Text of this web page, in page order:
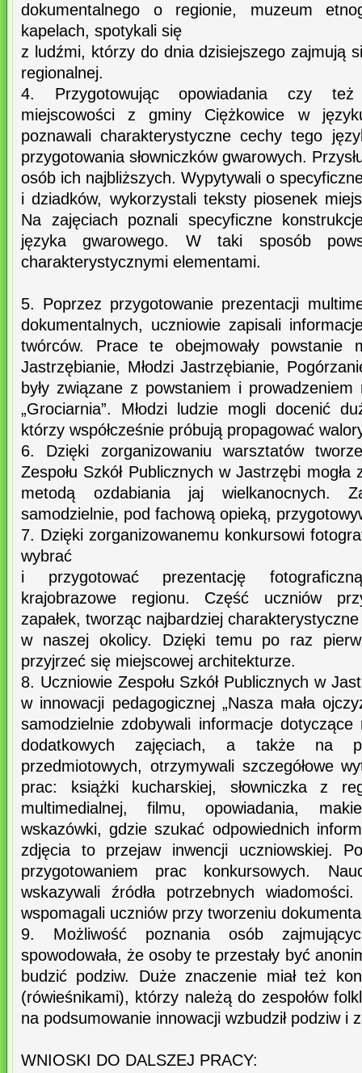
dokumentalnego o regionie, muzeum
kapelach, spotykali się
z ludźmi, którzy do dnia dzisiejszego zajmują
regionalnej.
4. Przygotowując opowiadania czy też
miejscowości z gminy Ciężkowice w
poznawali charakterystyczne cechy tego
przygotowania słowniczków gwarowych.
osób ich najbliższych. Wypytywali o
i dziadków, wykorzystali teksty piosenek
Na zajęciach poznali specyficzne
języka gwarowego. W taki sposób
charakterystycznymi elementami.
5. Poprzez przygotowanie prezentacji
dokumentalnych, uczniowie zapisali
twórców. Prace te obejmowały powstanie
Jastrzębianie, Młodzi Jastrzębianie,
były związane z powstaniem i
„Grociarnia”. Młodzi ludzie mogli docenić
którzy współcześnie próbują propagować
6. Dzięki zorganizowaniu warsztatów
Zespołu Szkół Publicznych w Jastrzębi
metodą ozdabiania jaj wielkanocnych.
samodzielnie, pod fachową opieką,
7. Dzięki zorganizowanemu konkursowi
wybrać
i przygotować prezentację
krajobrazowe regionu. Część uczniów
zapałek, tworząc najbardziej
w naszej okolicy. Dzięki temu po raz
przyjrzeć się miejscowej architekturze.
8. Uczniowie Zespołu Szkół Publicznych w
w innowacji pedagogicznej „Nasza mała
samodzielnie zdobywali informacje
dodatkowych zajęciach, a także na
przedmiotowych, otrzymywali szczegółowe
prac: książki kucharskiej, słowniczka z
multimedialnej, filmu, opowiadania,
wskazówki, gdzie szukać odpowiednich
zdjęcia to przejaw inwencji uczniowskiej.
przygotowaniem prac konkursowych.
wskazywali źródła potrzebnych
wspomagali uczniów przy tworzeniu
9. Możliwość poznania osób
spowodowała, że osoby te przestały być
budzić podziw. Duże znaczenie miał też
(rówieśnikami), którzy należą do zespołów
na podsumowanie innowacji wzbudził podziw i
WNIOSKI DO DALSZEJ PRACY: